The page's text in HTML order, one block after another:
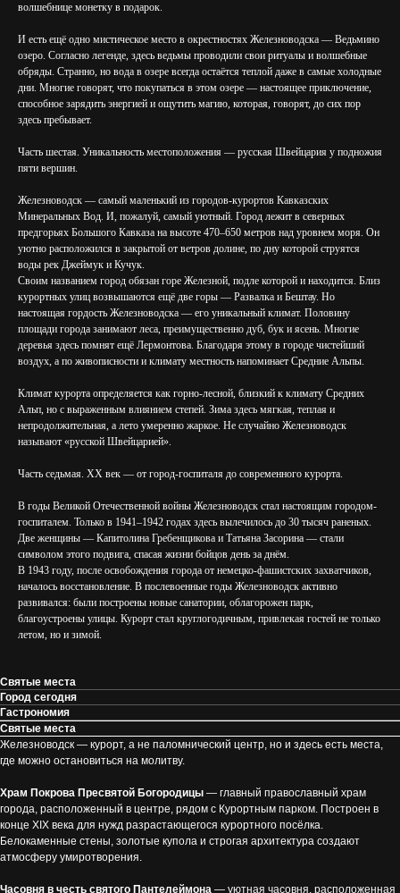
волшебнице монетку в подарок.
И есть ещё одно мистическое место в окрестностях Железноводска — Ведьмино
озеро. Согласно легенде, здесь ведьмы проводили свои ритуалы и волшебные
обряды. Странно, но вода в озере всегда остаётся теплой даже в самые холодные
дни. Многие говорят, что покупаться в этом озере — настоящее приключение,
способное зарядить энергией и ощутить магию, которая, говорят, до сих пор
здесь пребывает.
Часть шестая. Уникальность местоположения — русская Швейцария у подножия
пяти вершин.
Железноводск — самый маленький из городов-курортов Кавказских
Минеральных Вод. И, пожалуй, самый уютный. Город лежит в северных
предгорьях Большого Кавказа на высоте 470–650 метров над уровнем моря. Он
уютно расположился в закрытой от ветров долине, по дну которой струятся
воды рек Джеймук и Кучук.
Своим названием город обязан горе Железной, подле которой и находится. Близ
курортных улиц возвышаются ещё две горы — Развалка и Бештау. Но
настоящая гордость Железноводска — его уникальный климат. Половину
площади города занимают леса, преимущественно дуб, бук и ясень. Многие
деревья здесь помнят ещё Лермонтова. Благодаря этому в городе чистейший
воздух, а по живописности и климату местность напоминает Средние Альпы.
Климат курорта определяется как горно-лесной, близкий к климату Средних
Альп, но с выраженным влиянием степей. Зима здесь мягкая, теплая и
непродолжительная, а лето умеренно жаркое. Не случайно Железноводск
называют «русской Швейцарией».
Часть седьмая. XX век — от город-госпиталя до современного курорта.
В годы Великой Отечественной войны Железноводск стал настоящим городом-
госпиталем. Только в 1941–1942 годах здесь вылечилось до 30 тысяч раненых.
Две женщины — Капитолина Гребенщикова и Татьяна Засорина — стали
символом этого подвига, спасая жизни бойцов день за днём.
В 1943 году, после освобождения города от немецко-фашистских захватчиков,
началось восстановление. В послевоенные годы Железноводск активно
развивался: были построены новые санатории, облагорожен парк,
благоустроены улицы. Курорт стал круглогодичным, привлекая гостей не только
летом, но и зимой.
Святые места
Город сегодня
Гастрономия
Святые места
Железноводск — курорт, а не паломнический центр, но и здесь есть места,
где можно остановиться на молитву.
Храм Покрова Пресвятой Богородицы — главный православный храм
города, расположенный в центре, рядом с Курортным парком. Построен в
конце XIX века для нужд разрастающегося курортного посёлка.
Белокаменные стены, золотые купола и строгая архитектура создают
атмосферу умиротворения.
Часовня в честь святого Пантелеймона — уютная часовня, расположенная